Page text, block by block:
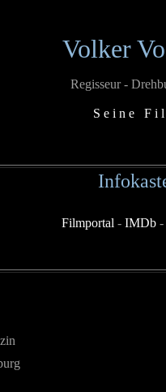
Volker
Regisseur -
S e i n e F i l
Filmportal - IMDb -